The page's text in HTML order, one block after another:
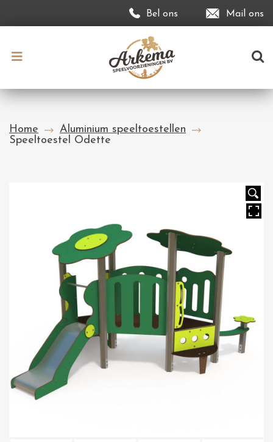
Bel ons Mail ons
Home
Aluminium speeltoestellen
Speeltoestel Odette